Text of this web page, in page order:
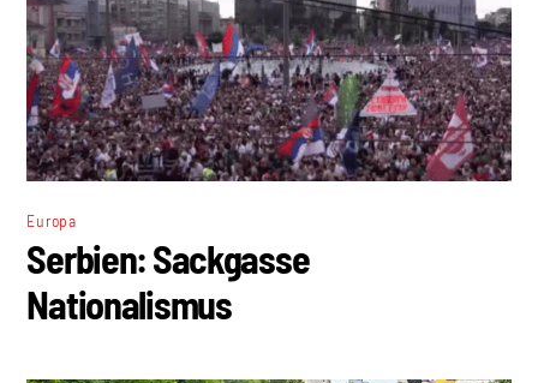
Europa
Serbien: Sackgasse
Nationalismus